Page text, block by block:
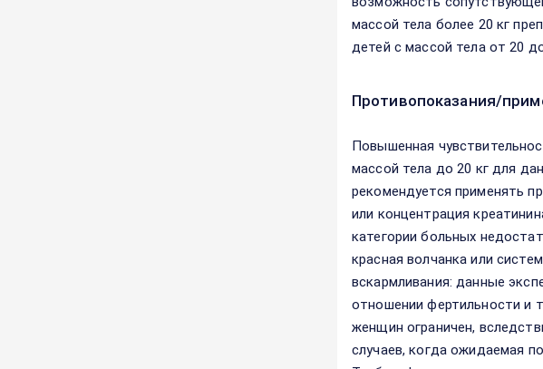
массой тела более 20 кг
детей с массой тела от 20
Противопоказания/
Повышенная
массой тела до 20 кг для
рекомендуется применять
или концентрация
категории больных
красная волчанка или
вскармливания: данные
отношении фертильности и
женщин ограничен,
случаев, когда ожидаемая